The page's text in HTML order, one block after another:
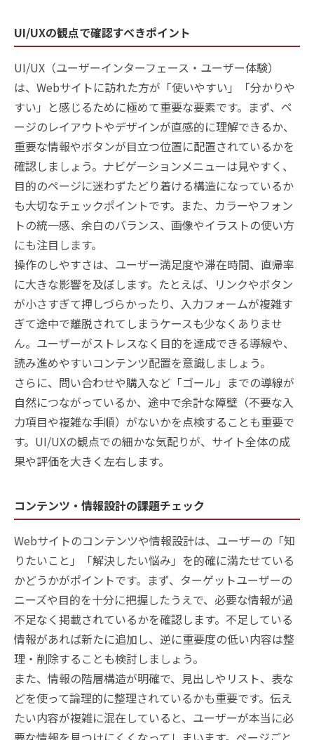
UI/UXの観点で確認すべきポイント
UI/UX（ユーザーインターフェース・ユーザー体験）
は、Webサイトに訪れた方が「使いやすい」「分かりや
すい」と感じるために極めて重要な要素です。まず、ペ
ージのレイアウトやデザインが直感的に理解できるか、
重要な情報やボタンが目立つ位置に配置されているかを
確認しましょう。ナビゲーションメニューは見やすく、
目的のページに迷わずたどり着ける構造になっているか
も大切なチェックポイントです。また、カラーやフォン
トの統一感、余白のバランス、画像やイラストの使い方
にも注目します。
操作のしやすさは、ユーザー満足度や滞在時間、直帰率
に大きな影響を及ぼします。たとえば、リンクやボタン
が小さすぎて押しづらかったり、入力フォームが複雑す
ぎて途中で離脱されてしまうケースも少なくありませ
ん。ユーザーがストレスなく目的を達成できる導線や、
読み進めやすいコンテンツ配置を意識しましょう。
さらに、問い合わせや購入など「ゴール」までの導線が
自然につながっているか、途中で余計な障壁（不要な入
力項目や複雑な手順）がないかを点検することも重要で
す。UI/UXの観点での細かな気配りが、サイト全体の成
果や評価を大きく左右します。
コンテンツ・情報設計の課題チェック
Webサイトのコンテンツや情報設計は、ユーザーの「知
りたいこと」「解決したい悩み」を的確に満たせている
かどうかがポイントです。まず、ターゲットユーザーの
ニーズや目的を十分に把握したうえで、必要な情報が過
不足なく掲載されているかを確認します。不足している
情報があれば新たに追加し、逆に重要度の低い内容は整
理・削除することも検討しましょう。
また、情報の階層構造が明確で、見出しやリスト、表な
どを使って論理的に整理されているかも重要です。伝え
たい内容が複雑に混在していると、ユーザーが本当に必